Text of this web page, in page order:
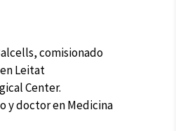
comisionado
Leitat
Center.
y doctor en Medicina